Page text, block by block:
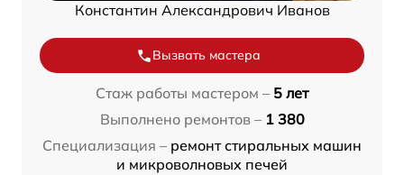
Константин Александрович Иванов
Вызвать мастера
Стаж работы мастером – 5 лет
Выполнено ремонтов – 1 380
Специализация – ремонт стиральных машин
и микроволновых печей